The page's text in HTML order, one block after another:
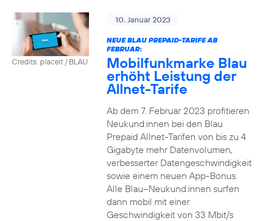
Credits: placeit / BLAU
10. Januar 2023
NEUE BLAU PREPAID-TARIFE AB
FEBRUAR:
Mobilfunkmarke Blau
erhöht Leistung der
Allnet-Tarife
Ab dem 7. Februar 2023 profitieren
Neukund:innen bei den Blau
Prepaid Allnet-Tarifen von bis zu 4
Gigabyte mehr Datenvolumen,
verbesserter Datengeschwindigkeit
sowie einem neuen App-Bonus.
Alle Blau–Neukund:innen surfen
dann mobil mit einer
Geschwindigkeit von 33 Mbit/s